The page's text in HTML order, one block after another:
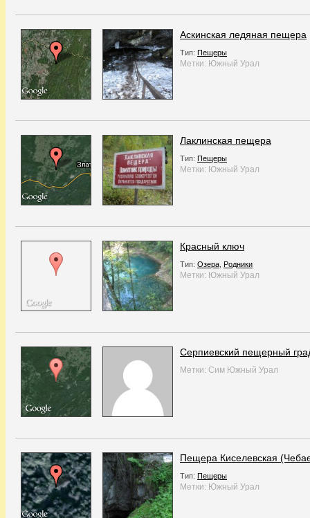
Аскинская ледяная пещера
Тип: Пещеры
Метки: Южный Урал
Лаклинская пещера
Тип: Пещеры
Метки: Южный Урал
Красный ключ
Тип: Озера Родники
Метки: Южный Урал
Серпиевский пещерный
Метки: Сим Южный Урал
Пещера Киселевская
Тип: Пещеры
Метки: Южный Урал